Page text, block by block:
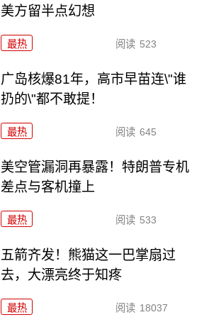
美方留半点幻想
最热 阅读 523
广岛核爆81年，高市早苗连\"谁
扔的\"都不敢提！
最热 阅读 645
美空管漏洞再暴露！特朗普专机
差点与客机撞上
最热 阅读 533
五箭齐发！熊猫这一巴掌扇过
去，大漂亮终于知疼
最热 阅读 18037